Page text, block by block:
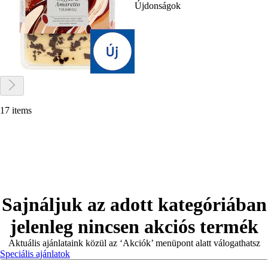
Újdonságok
17 items
Sajnáljuk az adott kategóriában
jelenleg nincsen akciós termék
Aktuális ajánlataink közül az ‘Akciók’ menüpont alatt válogathatsz
Speciális ajánlatok